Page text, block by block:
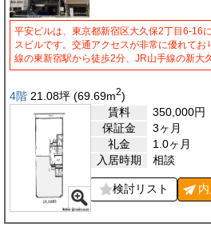
平安ビルは、東京都新宿区大久保2丁目6-16
スビルです。交通アクセスが非常に優れて
線の東新宿駅から徒歩2分、JR山手線の新大
4階 21.08坪 (69.69m2)
賃料
350,000円
保証金
3ヶ月
礼金
1.0ヶ月
入居時期
相談
検討リスト